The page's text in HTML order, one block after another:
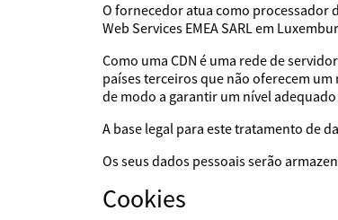
O fornecedor atua como processador
Web Services EMEA SARL em
Como uma CDN é uma rede de
países terceiros que não oferecem
de modo a garantir um nível
A base legal para este tratamento de
Os seus dados pessoais serão
Cookies